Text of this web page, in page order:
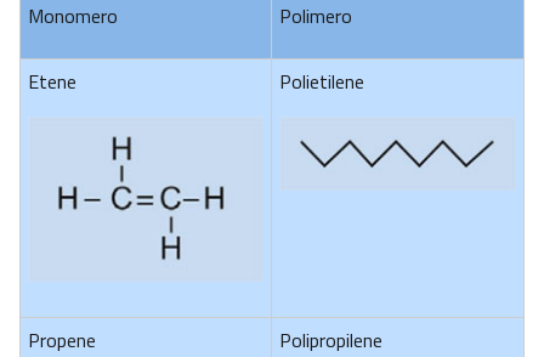
Monomero Polimero
Etene Polietilene
Propene Polipropilene